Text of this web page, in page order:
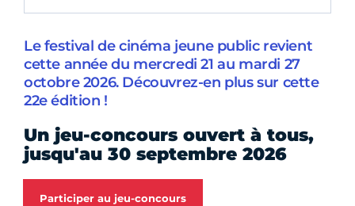
Le festival de cinéma jeune public revient
cette année du mercredi 21 au mardi 27
octobre 2026. Découvrez-en plus sur cette
22e édition !
Un jeu-concours ouvert à tous,
jusqu'au 30 septembre 2026
Participer au jeu-concours